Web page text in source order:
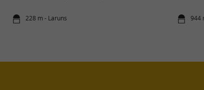
228 m - Laruns 944